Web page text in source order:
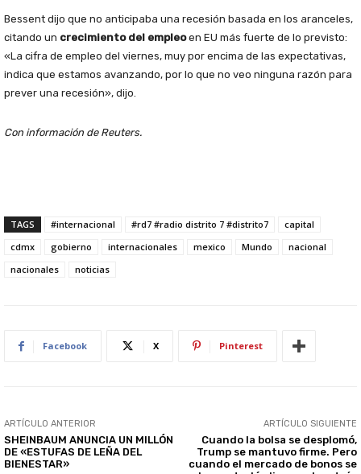
Bessent dijo que no anticipaba una recesión basada en los aranceles,
citando un crecimiento del empleoen EU más fuerte de lo previsto:
«La cifra de empleo del viernes, muy por encima de las expectativas,
indica que estamos avanzando, por lo que no veo ninguna razón para
prever una recesión», dijo.
Con información de Reuters.
TAGS #internacional #rd7 #radio distrito 7 #distrito7
capital
cdmx
gobierno internacionales mexico Mundo
nacional
nacionales
noticias
Facebook X Pinterest
ARTÍCULO ANTERIOR
SHEINBAUM ANUNCIA UN MILLÓN
DE «ESTUFAS DE LEÑA DEL
BIENESTAR»
ARTÍCULO SIGUIENTE
Cuando la bolsa se desplomó,
Trump se mantuvo firme. Pero
cuando el mercado de bonos se